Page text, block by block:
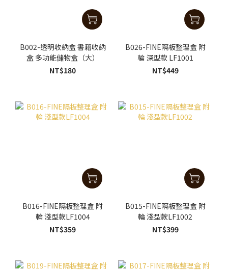
B002-透明收納盒 書籍收納
盒 多功能儲物盒（大）
NT$180
B026-FINE隔板整理盒 附
輪 深型款 LF1001
NT$449
B016-FINE隔板整理盒 附
輪 淺型款LF1004
NT$359
B015-FINE隔板整理盒 附
輪 淺型款LF1002
NT$399